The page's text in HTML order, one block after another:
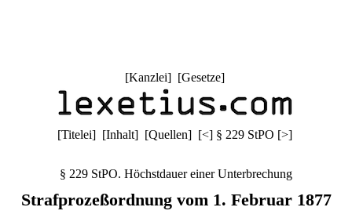
[Kanzlei] [Gesetze]
[Titelei] [Inhalt] [Quellen] [<] § 229 StPO [>]
§ 229 StPO. Höchstdauer einer Unterbrechung
Strafprozeßordnung vom 1. Februar 1877